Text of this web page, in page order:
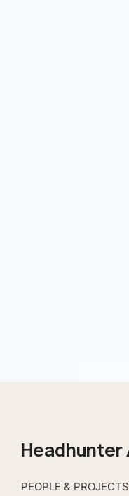
PEOPLE &